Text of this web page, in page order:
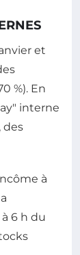
et
%). En
interne
des
à
6 h du